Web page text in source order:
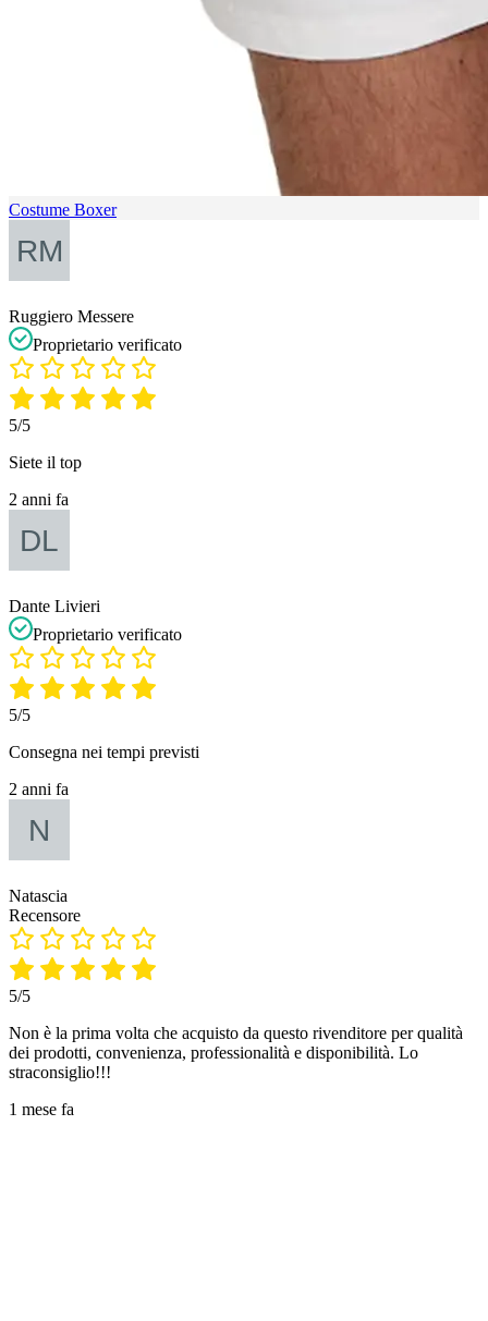
Costume Boxer
Ruggiero Messere
Proprietario verificato
5/5
Siete il top
2 anni fa
Dante Livieri
Proprietario verificato
5/5
Consegna nei tempi previsti
2 anni fa
Natascia
Recensore
5/5
Non è la prima volta che acquisto da questo rivenditore per qualità
dei prodotti, convenienza, professionalità e disponibilità. Lo
straconsiglio!!!
1 mese fa